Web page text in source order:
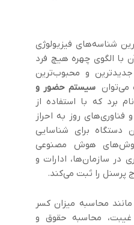
شناسه‌های فیزیولوژی
با الگوی چهره هیچ فرد
و محبوب‌ترین
سیستم حضور و
برد که با استفاده از
فناوری‌های روز به احراز
دستگاه برای شناسایی
روش‌های هوش مصنوعی
در سازمان‌ها، ادارات و
پرسنل را ثبت می‌کند.
محاسبه میزان کسر
غیبت، محاسبه حقوق و